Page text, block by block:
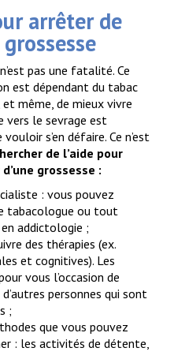
arrêter de
pas une fatalité. Ce
est dépendant du tabac
même, de mieux vivre
vers le sevrage est
s’en défaire. Ce n’est
de l’aide pour
grossesse :
: vous pouvez
tabacologue ou tout
addictologie ;
des thérapies (ex.
et cognitives). Les
vous l’occasion de
personnes qui sont
;
que vous pouvez
: les activités de détente,